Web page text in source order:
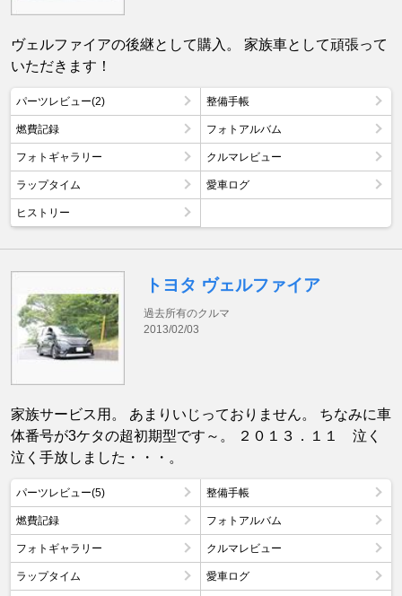
ヴェルファイアの後継として購入。 家族車として頑張って
いただきます！
パーツレビュー(2) 整備手帳
燃費記録 フォトアルバム
フォトギャラリー クルマレビュー
ラップタイム 愛車ログ
ヒストリー
トヨタ ヴェルファイア
過去所有のクルマ
2013/02/03
家族サービス用。 あまりいじっておりません。 ちなみに車
体番号が3ケタの超初期型です～。 ２０１３．１１ 泣く
泣く手放しました・・・。
パーツレビュー(5) 整備手帳
燃費記録 フォトアルバム
フォトギャラリー クルマレビュー
ラップタイム 愛車ログ